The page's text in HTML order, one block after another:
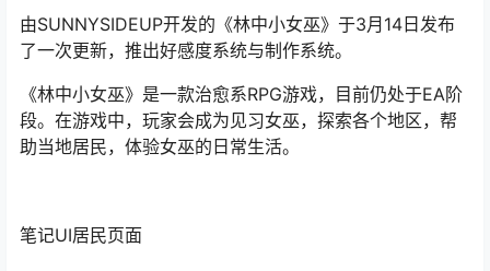
由SUNNYSIDEUP开发的《林中小女巫》于3月14日发布
了一次更新，推出好感度系统与制作系统。
《林中小女巫》是一款治愈系RPG游戏，目前仍处于EA阶
段。在游戏中，玩家会成为见习女巫，探索各个地区，帮
助当地居民，体验女巫的日常生活。
笔记UI居民页面